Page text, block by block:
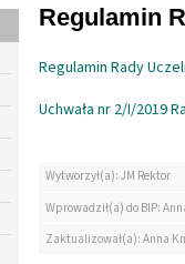
Regulamin
Regulamin Rady
Uchwała nr 2/I/2019
Wytworzył(a): JM Rektor
Wprowadził(a) do BIP:
Zaktualizował(a): Anna